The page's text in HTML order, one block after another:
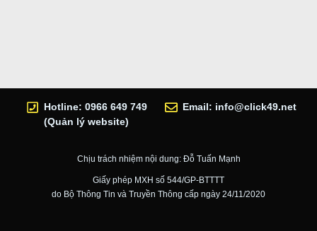
Hotline: 0966 649 749
(Quản lý website)
Email: info@click49.net
Chịu trách nhiệm nội dung: Đỗ Tuấn Mạnh
Giấy phép MXH số 544/GP-BTTTT
do Bộ Thông Tin và Truyền Thông cấp ngày 24/11/2020